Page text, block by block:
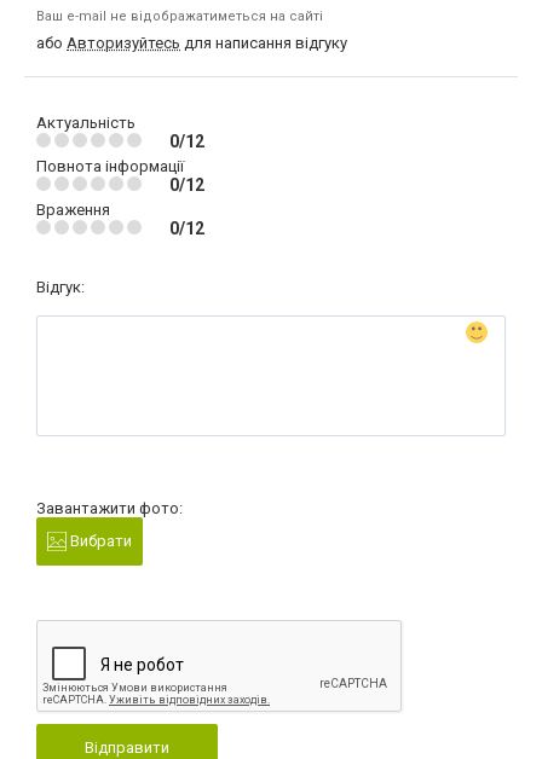
Ваш e-mail не відображатиметься на сайті
або Авторизуйтесь для написання відгуку
Актуальність
0/12
Повнота інформації
0/12
Враження
0/12
Відгук:
Завантажити фото:
Вибрати
Відправити